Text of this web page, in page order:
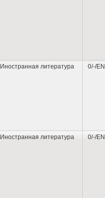
Иностранная литература 0/-/EN
Иностранная литература 0/-/EN